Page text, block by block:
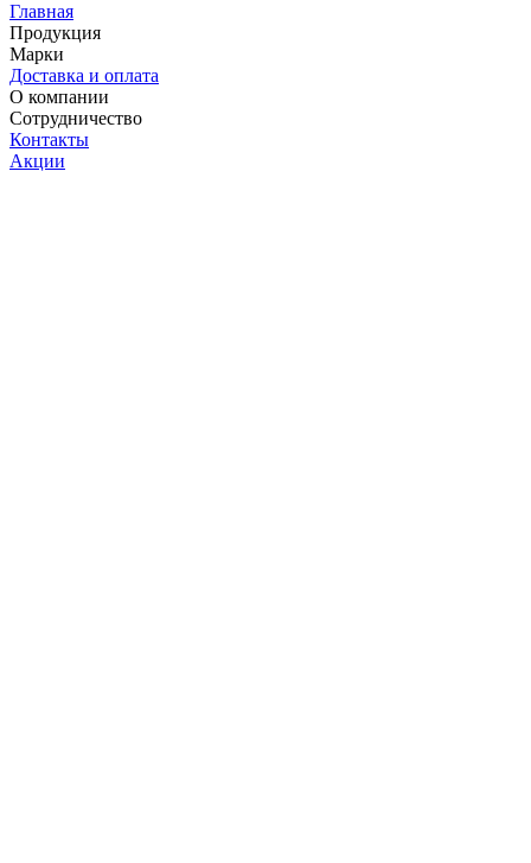
Главная
Продукция
Марки
Доставка и оплата
О компании
Сотрудничество
Контакты
Акции